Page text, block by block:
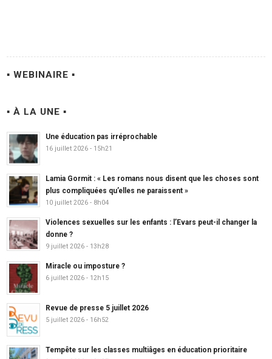
▪ WEBINAIRE ▪
▪ À LA UNE ▪
Une éducation pas irréprochable
16 juillet 2026 - 15h21
Lamia Gormit : « Les romans nous disent que les choses sont
plus compliquées qu’elles ne paraissent »
10 juillet 2026 - 8h04
Violences sexuelles sur les enfants : l’Evars peut-il changer la
donne ?
9 juillet 2026 - 13h28
Miracle ou imposture ?
6 juillet 2026 - 12h15
Revue de presse 5 juillet 2026
5 juillet 2026 - 16h52
Tempête sur les classes multiâges en éducation prioritaire